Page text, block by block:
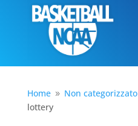
Home 9 Non categorizzato
lottery